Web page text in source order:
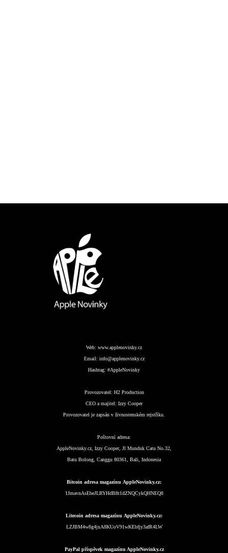
Web: www.applenovinky.cz
Email: info@applenovinky.cz
Hashtag: #AppleNovinky
Provozovatel: H2 Production
CEO a majitel: Izzy Cooper
Provozovatel je zapsán v živnostenském rejstříku.
Poštovní adresa:
AppleNovinky.cz, Izzy Cooper, Jl Munduk Catu No.32,
Batu Bolong, Canggu 80361, Bali, Indonesia
Bitcoin adresa magazínu AppleNovinky.cz:
1JmavnAsEbeJLRYHdB8t1dZNQCykQHNEQ8
Litecoin adresa magazínu AppleNovinky.cz:
LZJBM4w8g4jxA8KUoV91wKEbfjy3afR4LW
PayPal příspěvek magazínu AppleNovinky.cz